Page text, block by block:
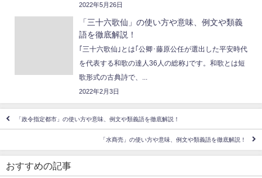
2022年5月26日
「三十六歌仙」の使い方や意味、例文や類義
語を徹底解説！
｢三十六歌仙｣とは｢公卿･藤原公任が選出した平安時代
を代表する和歌の達人36人の総称｣です。和歌とは短
歌形式の古典詩で、...
2022年2月3日
「政令指定都市」の使い方や意味、例文や類義語を徹底解説！
「水商売」の使い方や意味、例文や類義語を徹底解説！
おすすめの記事